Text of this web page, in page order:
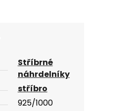
Stříbrné
náhrdelníky
stříbro
925/1000